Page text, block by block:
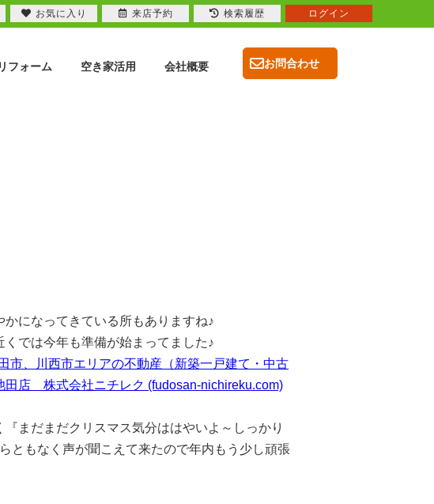
お問合わせ
リフォーム 空き家活用 会社概要
になってきている所もありますね♪
では今年も準備が始まってました♪
市、川西市エリアの不動産（新築一戸建て・中古
田店 株式会社ニチレク (fudosan-nichireku.com)
まだまだクリスマス気分ははやいよ～しっかり
ともなく声が聞こえて来たので年内もう少し頑張
お気に入り 来店予約 検索履歴 ログイン